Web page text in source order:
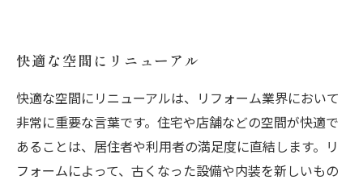
快適な空間にリニューアル
快適な空間にリニューアルは、リフォーム業界において
非常に重要な言葉です。住宅や店舗などの空間が快適で
あることは、居住者や利用者の満足度に直結します。リ
フォームによって、古くなった設備や内装を新しいもの